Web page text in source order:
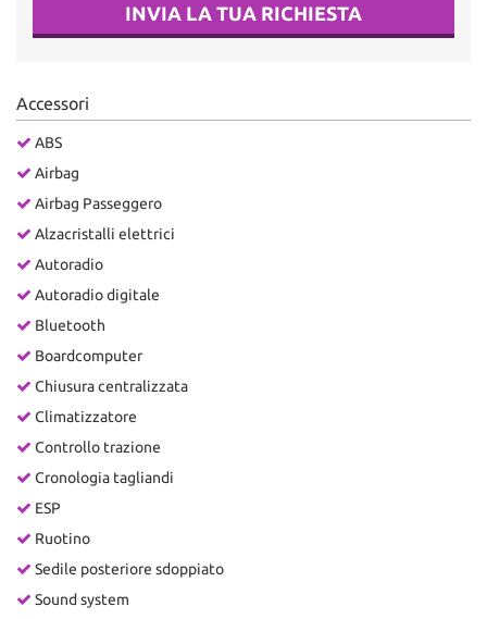
INVIA LA TUA RICHIESTA
Accessori
ABS
Airbag
Airbag Passeggero
Alzacristalli elettrici
Autoradio
Autoradio digitale
Bluetooth
Boardcomputer
Chiusura centralizzata
Climatizzatore
Controllo trazione
Cronologia tagliandi
ESP
Ruotino
Sedile posteriore sdoppiato
Sound system